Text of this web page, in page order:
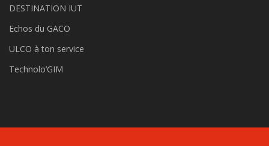
DESTINATION IUT
Echos du GACO
ULCO à ton service
Technolo’GIM